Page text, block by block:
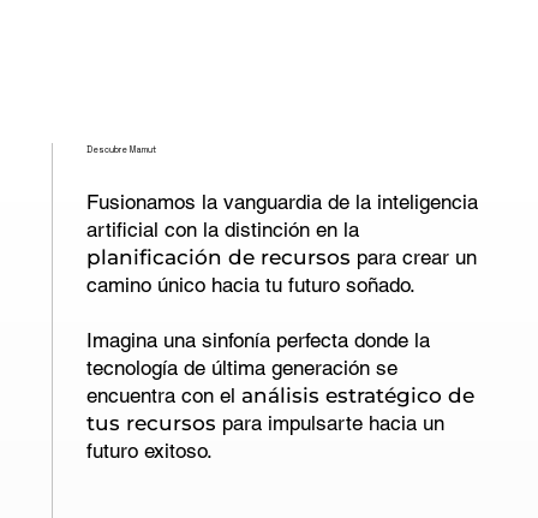
Descubre Mamut
Fusionamos la vanguardia de la inteligencia
artificial con la distinción en la
planificación de recursos para crear un
camino único hacia tu futuro soñado.
Imagina una sinfonía perfecta donde la
tecnología de última generación se
encuentra con el análisis estratégico de
tus recursos para impulsarte hacia un
futuro exitoso.